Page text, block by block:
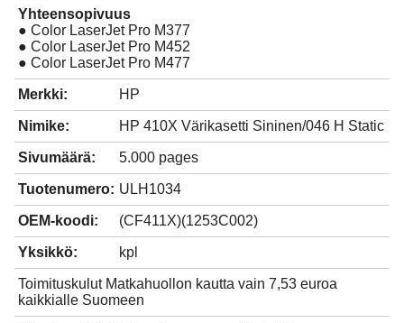
Yhteensopivuus
● Color LaserJet Pro M377
● Color LaserJet Pro M452
● Color LaserJet Pro M477
Merkki: HP
Nimike: HP 410X Värikasetti Sininen/046 H Static
Sivumäärä: 5.000 pages
Tuotenumero: ULH1034
OEM-koodi: (CF411X)(1253C002)
Yksikkö: kpl
Toimituskulut Matkahuollon kautta vain 7,53 euroa
kaikkialle Suomeen